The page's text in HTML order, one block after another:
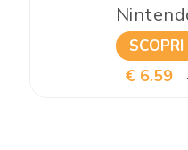
€ 6.59